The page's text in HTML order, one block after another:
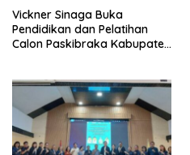
Vickner Sinaga Buka
Pendidikan dan Pelatihan
Calon Paskibraka Kabupaten